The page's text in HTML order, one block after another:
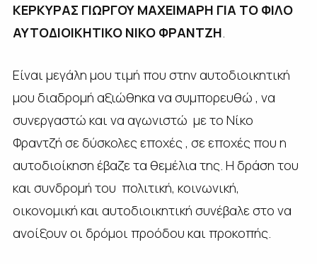
ΚΕΡΚΥΡΑΣ ΓΙΩΡΓΟΥ ΜΑΧΕΙΜΑΡΗ ΓΙΑ ΤΟ ΦΙΛΟ
ΑΥΤΟΔΙΟΙΚΗΤΙΚΟ ΝΙΚΟ ΦΡΑΝΤΖΗ
Είναι μεγάλη μου τιμή που στην αυτοδιοικητική
μου διαδρομή αξιώθηκα να συμπορευθώ , να
συνεργαστώ και να αγωνιστώ με το Νίκο
Φραντζή σε δύσκολες εποχές , σε εποχές που η
αυτοδιοίκηση έβαζε τα θεμέλια της. Η δράση του
και συνδρομή του πολιτική, κοινωνική,
οικονομική και αυτοδιοικητική συνέβαλε στο να
ανοίξουν οι δρόμοι προόδου και προκοπής.